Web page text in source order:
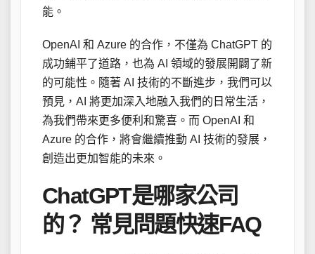
能。
OpenAI 和 Azure 的合作，不僅為 ChatGPT 的
成功鋪平了道路，也為 AI 領域的發展開闢了新
的可能性。隨著 AI 技術的不斷進步，我們可以
預見，AI 將更加深入地融入我們的日常生活，
為我們帶來更多便利和驚喜。而 OpenAI 和
Azure 的合作，將會繼續推動 AI 技術的發展，
創造出更加智能的未來。
ChatGPT是哪家公司
的？ 常見問題快速FAQ